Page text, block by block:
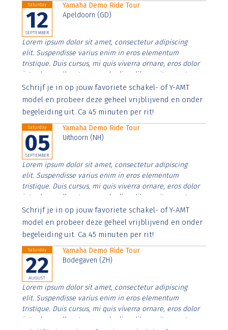
Saturday
12
SEPTEMBER
Yamaha Demo Ride Tour
Apeldoorn (GD)
Lorem ipsum dolor sit amet, consectetur adipiscing
elit. Suspendisse varius enim in eros elementum
tristique. Duis cursus, mi quis viverra ornare, eros dolor
interdum nulla, ut commodo diam libero vitae erat.
Aenean faucibus nibh et justo cursus id rutrum lorem
imperdiet. Nunc ut sem vitae risus tristique posuere.
Schrijf je in op jouw favoriete schakel- of Y-AMT
model en probeer deze geheel vrijblijvend en onder
begeleiding uit. Ca 45 minuten per rit!
Saturday
05
SEPTEMBER
Yamaha Demo Ride Tour
Uithoorn (NH)
Lorem ipsum dolor sit amet, consectetur adipiscing
elit. Suspendisse varius enim in eros elementum
tristique. Duis cursus, mi quis viverra ornare, eros dolor
interdum nulla, ut commodo diam libero vitae erat.
Aenean faucibus nibh et justo cursus id rutrum lorem
imperdiet. Nunc ut sem vitae risus tristique posuere.
Schrijf je in op jouw favoriete schakel- of Y-AMT
model en probeer deze geheel vrijblijvend en onder
begeleiding uit. Ca 45 minuten per rit!
Saturday
22
AUGUST
Yamaha Demo Ride Tour
Bodegaven (ZH)
Lorem ipsum dolor sit amet, consectetur adipiscing
elit. Suspendisse varius enim in eros elementum
tristique. Duis cursus, mi quis viverra ornare, eros dolor
interdum nulla, ut commodo diam libero vitae erat.